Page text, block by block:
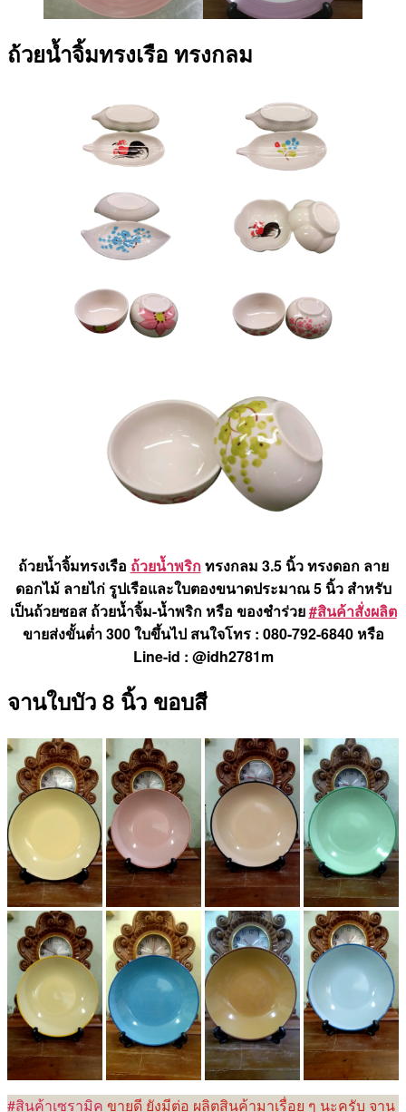
ถ้วยน้ำจิ้มทรงเรือ ทรงกลม
ถ้วยน้ำจิ้มทรงเรือ ถ้วยน้ำพริก ทรงกลม 3.5 นิ้ว ทรงดอก ลาย
ดอกไม้ ลายไก่ รูปเรือและใบตองขนาดประมาณ 5 นิ้ว สำหรับ
เป็นถ้วยซอส ถ้วยน้ำจิ้ม-น้ำพริก หรือ ของชำร่วย#สินค้าสั่งผลิต
ขายส่งขั้นต่ำ 300 ใบขึ้นไป สนใจโทร : 080-792-6840 หรือ
Line-id : @idh2781m
จานใบบัว 8 นิ้ว ขอบสี
#สินค้าเซรามิค ขายดี ยังมีต่อ ผลิตสินค้ามาเรื่อย ๆ นะครับ จาน